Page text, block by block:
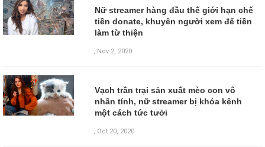
Nữ streamer hàng đầu thế giới hạn chế
tiền donate, khuyên người xem để tiền
làm từ thiện
, Nov 2, 2020
Vạch trần trại sản xuất mèo con vô
nhân tính, nữ streamer bị khóa kênh
một cách tức tưởi
, Oct 20, 2020